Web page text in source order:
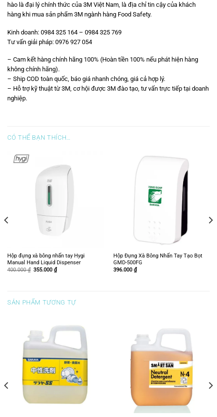
hào là đại lý chính thức của 3M Việt Nam, là địa chỉ tin cậy của khách
hàng khi mua sản phẩm 3M ngành hàng Food Safety.
Kinh doanh: 0984 325 164 – 0984 325 769
Tư vấn giải pháp: 0976 927 054
– Cam kết hàng chính hãng 100% (Hoàn tiền 100% nếu phát hiện hàng
không chính hãng).
– Ship COD toàn quốc, báo giá nhanh chóng, giá cả hợp lý.
– Hỗ trợ kỹ thuật từ 3M, cơ hội được 3M đào tạo, tư vấn trực tiếp tại doanh
nghiệp.
CÓ THỂ BẠN THÍCH…
Hộp đựng xà bông nhấn tay Hygi
Manual Hand Liquid Dispenser
400.000₫ Giá
355.000₫Giá
hiện
Hộp Đựng Xà Bông Nhấn Tay Tạo Bọt
GMD-500FG
396.000 ₫
SẢN PHẨM TƯƠNG TỰ